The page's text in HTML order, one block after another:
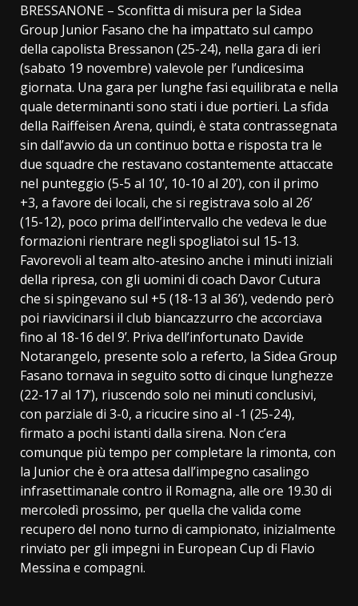
BRESSANONE ­– Sconfitta di misura per la Sidea
Group Junior Fasano che ha impattato sul campo
della capolista Bressanon (25-24), nella gara di ieri
(sabato 19 novembre) valevole per l’undicesima
giornata. Una gara per lunghe fasi equilibrata e nella
quale determinanti sono stati i due portieri. La sfida
della Raiffeisen Arena, quindi, è stata contrassegnata
sin dall’avvio da un continuo botta e risposta tra le
due squadre che restavano costantemente attaccate
nel punteggio (5-5 al 10’, 10-10 al 20’), con il primo
+3, a favore dei locali, che si registrava solo al 26’
(15-12), poco prima dell’intervallo che vedeva le due
formazioni rientrare negli spogliatoi sul 15-13.
Favorevoli al team alto-atesino anche i minuti iniziali
della ripresa, con gli uomini di coach Davor Cutura
che si spingevano sul +5 (18-13 al 36’), vedendo però
poi riavvicinarsi il club biancazzurro che accorciava
fino al 18-16 del 9’. Priva dell’infortunato Davide
Notarangelo, presente solo a referto, la Sidea Group
Fasano tornava in seguito sotto di cinque lunghezze
(22-17 al 17’), riuscendo solo nei minuti conclusivi,
con parziale di 3-0, a ricucire sino al -1 (25-24),
firmato a pochi istanti dalla sirena. Non c’era
comunque più tempo per completare la rimonta, con
la Junior che è ora attesa dall’impegno casalingo
infrasettimanale contro il Romagna, alle ore 19.30 di
mercoledì prossimo, per quella che valida come
recupero del nono turno di campionato, inizialmente
rinviato per gli impegni in European Cup di Flavio
Messina e compagni.